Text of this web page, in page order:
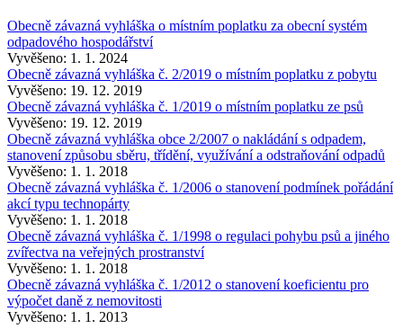
Obecně závazná vyhláška o místním poplatku za obecní systém
odpadového hospodářství
Vyvěšeno: 1. 1. 2024
Obecně závazná vyhláška č. 2/2019 o místním poplatku z pobytu
Vyvěšeno: 19. 12. 2019
Obecně závazná vyhláška č. 1/2019 o místním poplatku ze psů
Vyvěšeno: 19. 12. 2019
Obecně závazná vyhláška obce 2/2007 o nakládání s odpadem,
stanovení způsobu sběru, třídění, využívání a odstraňování odpadů
Vyvěšeno: 1. 1. 2018
Obecně závazná vyhláška č. 1/2006 o stanovení podmínek pořádání
akcí typu technopárty
Vyvěšeno: 1. 1. 2018
Obecně závazná vyhláška č. 1/1998 o regulaci pohybu psů a jiného
zvířectva na veřejných prostranství
Vyvěšeno: 1. 1. 2018
Obecně závazná vyhláška č. 1/2012 o stanovení koeficientu pro
výpočet daně z nemovitosti
Vyvěšeno: 1. 1. 2013